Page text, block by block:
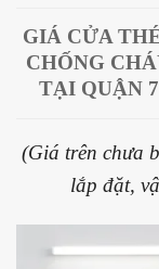
GIÁ CỬA
CHỐNG
TẠI QUẬN 7
(Giá trên chưa
lắp đặt,